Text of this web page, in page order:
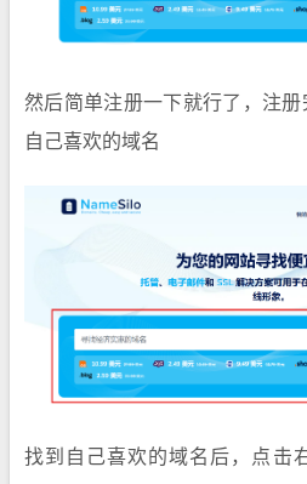
然后简单注册一下就行了，注
自己喜欢的域名
找到自己喜欢的域名后，点击